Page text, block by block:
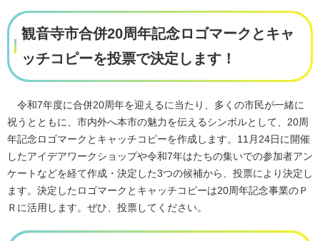
観音寺市合併20周年記念ロゴマークとキャ
ッチコピーを投票で決定します！
令和7年度に合併20周年を迎えるに当たり、多くの市民が一緒に
祝うとともに、市内外へ本市の魅力を伝えるシンボルとして、20周
年記念ロゴマークとキャッチコピーを作成します。11月24日に開催
したアイデアワークショップや令和7年はたちの集いでの参加者アン
ケートなどを経て作成・決定した3つの候補から、投票により決定し
ます。決定したロゴマークとキャッチコピーは20周年記念事業のＰ
Ｒに活用します。ぜひ、投票してください。